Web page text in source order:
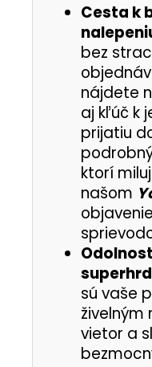
Cesta k
bez
nájdete
aj kľúč k
prijatiu
ktorí
našom
sú vaše
vietor a